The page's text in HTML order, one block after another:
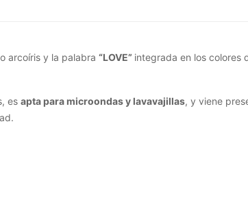
arcoíris y la palabra “LOVE” integrada en los colores
es apta para microondas y lavavajillas, y viene